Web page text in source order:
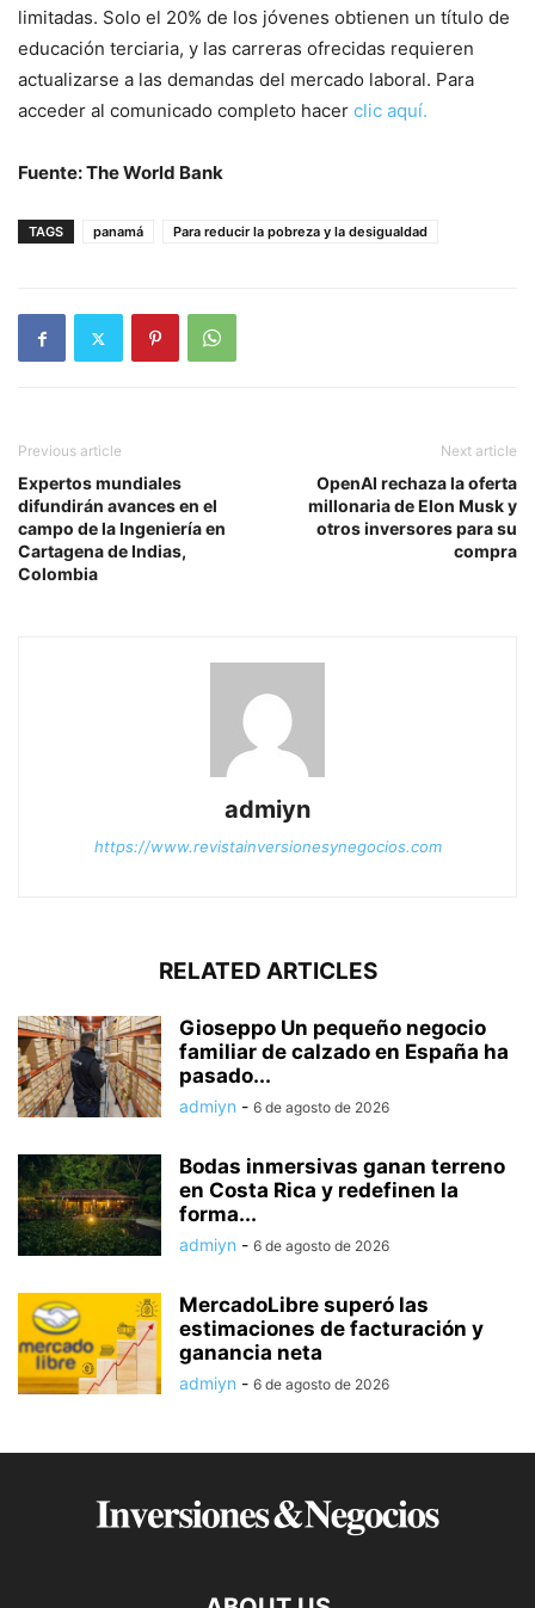
limitadas. Solo el 20% de los jóvenes obtienen un título de
educación terciaria, y las carreras ofrecidas requieren
actualizarse a las demandas del mercado laboral. Para
acceder al comunicado completo hacer clic aquí.
Fuente: The World Bank
TAGS panamá Para reducir la pobreza y la desigualdad
Previous article
Expertos mundiales
difundirán avances en el
campo de la Ingeniería en
Cartagena de Indias,
Colombia
Next article
OpenAI rechaza la oferta
millonaria de Elon Musk y
otros inversores para su
compra
admiyn
https://www.revistainversionesynegocios.com
RELATED ARTICLES
Gioseppo Un pequeño negocio
familiar de calzado en España ha
pasado...
admiyn - 6 de agosto de 2026
Bodas inmersivas ganan terreno
en Costa Rica y redefinen la
forma...
admiyn - 6 de agosto de 2026
MercadoLibre superó las
estimaciones de facturación y
ganancia neta
admiyn - 6 de agosto de 2026